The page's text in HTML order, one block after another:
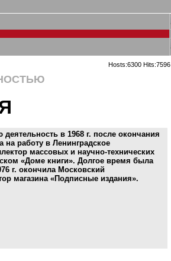
Hosts:6300 Hits:7596
в 1968 г. после окончания
на работу в Ленинградское
массовых и научно-технических
«Доме книги». Долгое время была
г. окончила Московский
магазина «Подписные издания».